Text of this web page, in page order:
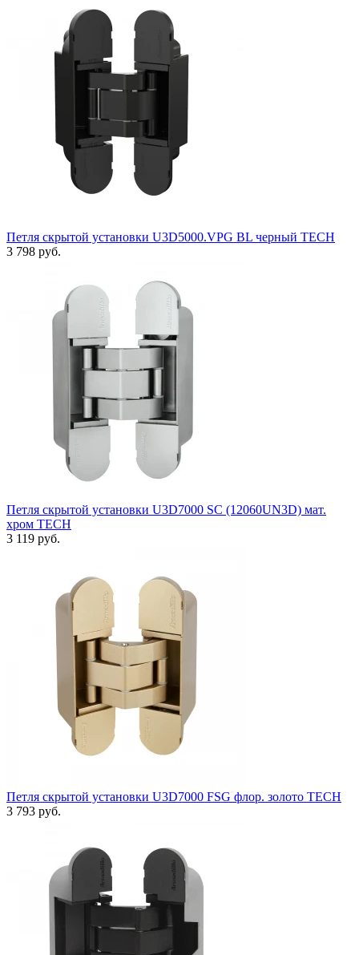
Петля скрытой установки U3D5000.VPG BL черный TECH
3 798 руб.
Петля скрытой установки U3D7000 SC (12060UN3D) мат.
хром TECH
3 119 руб.
Петля скрытой установки U3D7000 FSG флор. золото TECH
3 793 руб.